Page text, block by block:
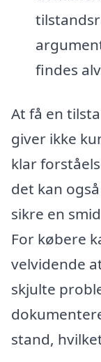
findes
At få en
giver ikke
klar
det kan
sikre en
For købere
velvidende
skjulte
stand,